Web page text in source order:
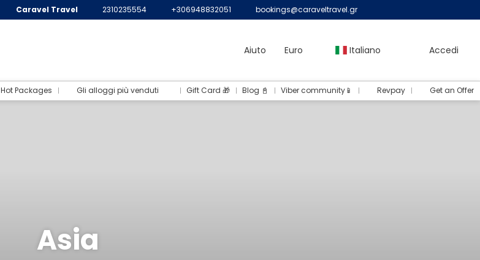
Caravel Travel 2310235554 +306948832051 bookings@caraveltravel.gr
Aiuto Euro Italiano Accedi
Hot Packages Gli alloggi più venduti Gift Card 🎁 Blog 📓 Viber community📱 Revpay Get an Offer
Asia